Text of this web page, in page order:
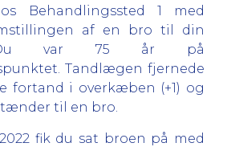
Behandlingssted 1 med
af en bro til din
Du var 75 år på
Tandlægen fjernede
fortand i overkæben (+1) og
til en bro.
fik du sat broen på med